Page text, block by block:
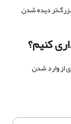
دیده شدن
کنیم؟
از وارد شدن